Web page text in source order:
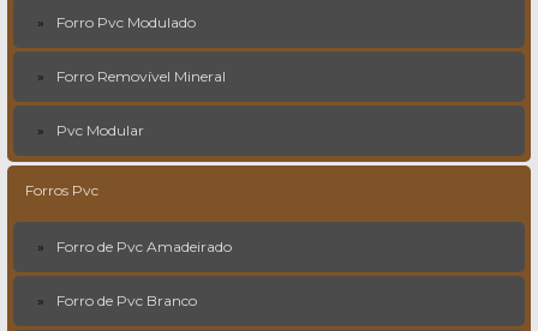
Forro Pvc Modulado
Forro Removível Mineral
Pvc Modular
Forros Pvc
Forro de Pvc Amadeirado
Forro de Pvc Branco